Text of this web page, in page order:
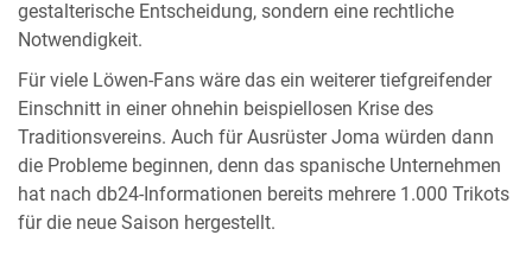
gestalterische Entscheidung, sondern eine rechtliche
Notwendigkeit.
Für viele Löwen-Fans wäre das ein weiterer tiefgreifender
Einschnitt in einer ohnehin beispiellosen Krise des
Traditionsvereins. Auch für Ausrüster Joma würden dann
die Probleme beginnen, denn das spanische Unternehmen
hat nach db24-Informationen bereits mehrere 1.000 Trikots
für die neue Saison hergestellt.